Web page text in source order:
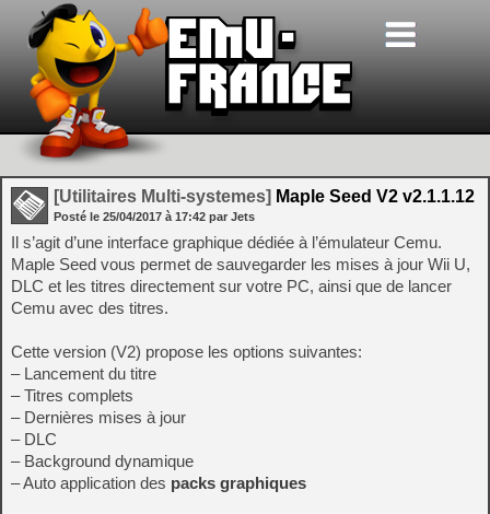
[Utilitaires Multi-systemes] Maple Seed V2 v2.1.1.12
Posté le 25/04/2017 à 17:42 par Jets
Il s’agit d’une interface graphique dédiée à l’émulateur Cemu.
Maple Seed vous permet de sauvegarder les mises à jour Wii U,
DLC et les titres directement sur votre PC, ainsi que de lancer
Cemu avec des titres.
Cette version (V2) propose les options suivantes:
– Lancement du titre
– Titres complets
– Dernières mises à jour
– DLC
– Background dynamique
– Auto application des packs graphiques